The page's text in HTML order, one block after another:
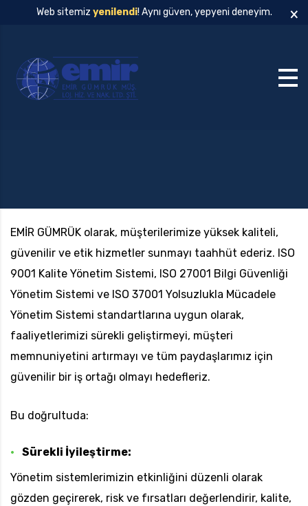
Web sitemiz yenilendi! Aynı güven, yepyeni deneyim. ×
Pzt — Cmt: 09:00 — 18:00
EMİR GÜMRÜK olarak, müşterilerimize yüksek kaliteli,
güvenilir ve etik hizmetler sunmayı taahhüt ederiz. ISO
9001 Kalite Yönetim Sistemi, ISO 27001 Bilgi Güvenliği
Yönetim Sistemi ve ISO 37001 Yolsuzlukla Mücadele
Yönetim Sistemi standartlarına uygun olarak,
faaliyetlerimizi sürekli geliştirmeyi, müşteri
memnuniyetini artırmayı ve tüm paydaşlarımız için
güvenilir bir iş ortağı olmayı hedefleriz.
Bu doğrultuda:
Sürekli İyileştirme:
Yönetim sistemlerimizin etkinliğini düzenli olarak
gözden geçirerek, risk ve fırsatları değerlendirir, kalite,